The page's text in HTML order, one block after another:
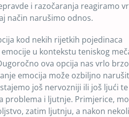
i razočaranja reagiramo
način narušimo odnos.
kod nekih rijetkih pojedinaca
u kontekstu teniskog
ova opcija nas vrlo
emocija može ozbiljno
još nervozniji ili još ljući te
problema i ljutnje. Primjerice,
zatim ljutnju, a nakon